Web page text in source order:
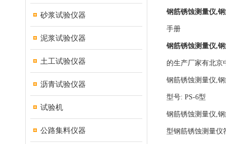
砂浆试验仪器
泥浆试验仪器
土工试验仪器
沥青试验仪器
试验机
公路集料仪器
钢筋锈蚀测量仪,
手册
钢筋锈蚀测量仪,
的生产厂家有北京
钢筋锈蚀测量仪,
型号: PS-6型
钢筋锈蚀测量仪,
型钢筋锈蚀测量仪